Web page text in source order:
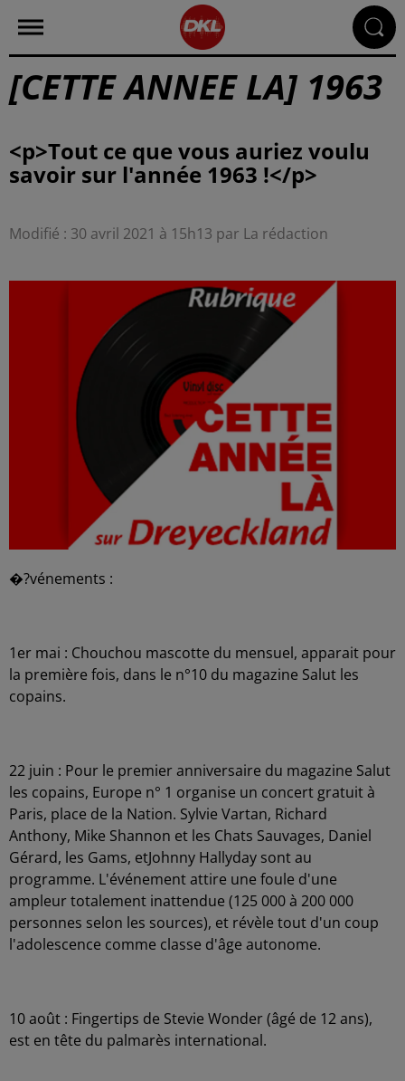
[CETTE ANNEE LA] 1963
<p>Tout ce que vous auriez voulu
Modifié : 30 avril 2021 à 15h13 par La rédaction
�?vénements :
1er mai : Chouchou mascotte du mensuel, apparait pour
la première fois, dans le n°10 du magazine Salut les
copains.
22 juin : Pour le premier anniversaire du magazine Salut
les copains, Europe n° 1 organise un concert gratuit à
Paris, place de la Nation. Sylvie Vartan, Richard
Anthony, Mike Shannon et les Chats Sauvages, Daniel
Gérard, les Gams, etJohnny Hallyday sont au
programme. L'événement attire une foule d'une
ampleur totalement inattendue (125 000 à 200 000
personnes selon les sources), et révèle tout d'un coup
l'adolescence comme classe d'âge autonome.
10 août : Fingertips de Stevie Wonder (âgé de 12 ans),
est en tête du palmarès international.